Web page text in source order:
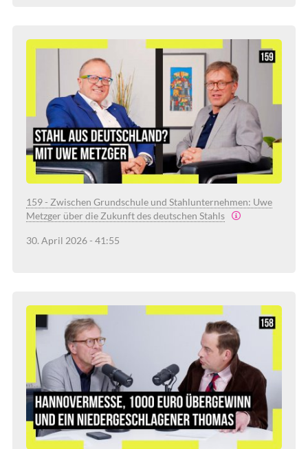
159 - Zwischen Grundschule und Stahlunternehmen: Uwe
Metzger über die Zukunft des deutschen Stahls
30. April 2026 - 41:55